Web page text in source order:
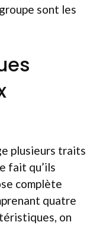
sont les
plusieurs traits
fait qu’ils
complète
quatre
on